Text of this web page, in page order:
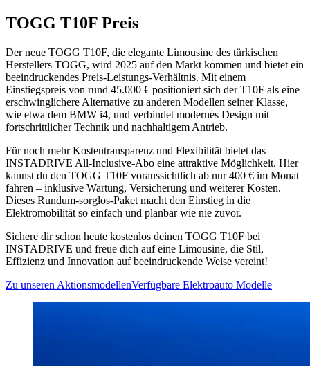
TOGG T10F Preis
Der neue TOGG T10F, die elegante Limousine des türkischen
Herstellers TOGG, wird 2025 auf den Markt kommen und bietet ein
beeindruckendes Preis-Leistungs-Verhältnis. Mit einem
Einstiegspreis von rund 45.000 € positioniert sich der T10F als eine
erschwinglichere Alternative zu anderen Modellen seiner Klasse,
wie etwa dem BMW i4, und verbindet modernes Design mit
fortschrittlicher Technik und nachhaltigem Antrieb.
Für noch mehr Kostentransparenz und Flexibilität bietet das
INSTADRIVE All-Inclusive-Abo eine attraktive Möglichkeit. Hier
kannst du den TOGG T10F voraussichtlich ab nur 400 € im Monat
fahren – inklusive Wartung, Versicherung und weiterer Kosten.
Dieses Rundum-sorglos-Paket macht den Einstieg in die
Elektromobilität so einfach und planbar wie nie zuvor.
Sichere dir schon heute kostenlos deinen TOGG T10F bei
INSTADRIVE und freue dich auf eine Limousine, die Stil,
Effizienz und Innovation auf beeindruckende Weise vereint!
Zu unseren AktionsmodellenVerfügbare Elektroauto Modelle